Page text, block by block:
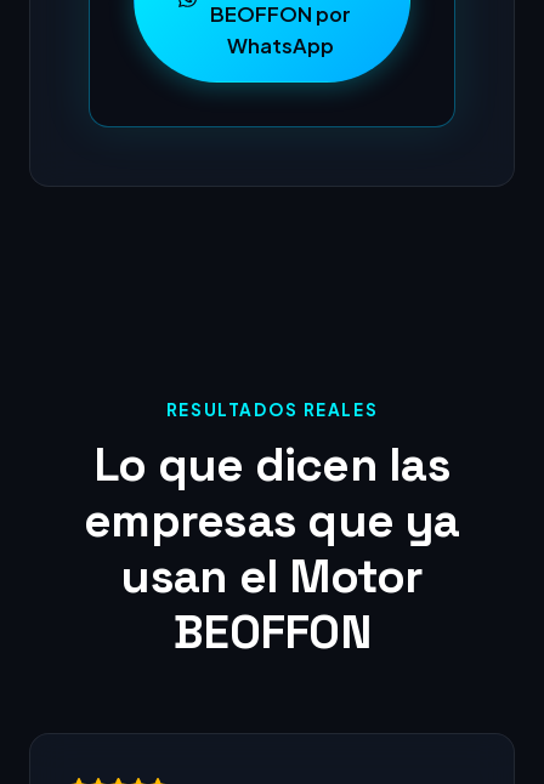
BEOFFON por
WhatsApp
RESULTADOS REALES
Lo que dicen las
empresas que ya
usan el Motor
BEOFFON